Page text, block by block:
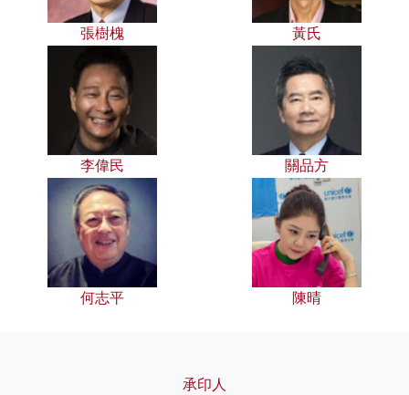
張樹槐 黃氏
李偉民 關品方
何志平 陳晴
承印人